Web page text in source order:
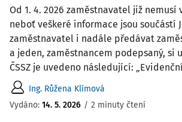
Od 1. 4. 2026 zaměstnavatel již nemusí
neboť veškeré informace jsou součástí
zaměstnavatel i nadále předávat
a jeden, zaměstnancem podepsaný, si
ČSSZ je uvedeno následující:
Ing. Růžena Klímová
Vydáno: 14. 5. 2026 / 2 minuty čtení